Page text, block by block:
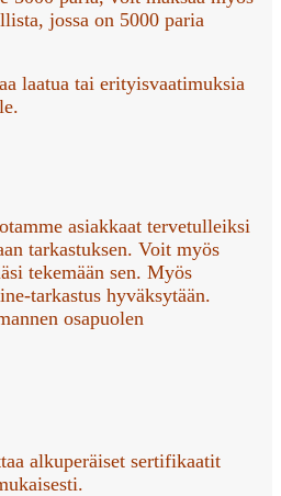
jossa on 5000 paria
laatua tai erityisvaatimuksia
asiakkaat tervetulleiksi
tarkastuksen. Voit myös
tekemään sen. Myös
tarkastus hyväksytään.
osapuolen
alkuperäiset sertifikaatit